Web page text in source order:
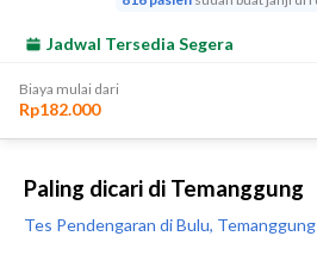
Paling dicari di Temanggung
Tes Pendengaran di Bulu, Temanggung